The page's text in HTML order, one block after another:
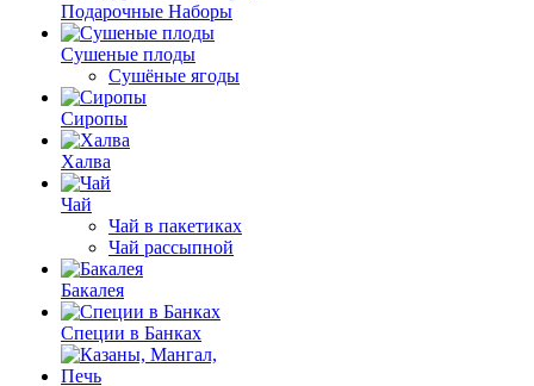
Подарочные Наборы
Cушеные плоды
Сушёные ягоды
Сиропы
Халва
Чай
Чай в пакетиках
Чай рассыпной
Бакалея
Специи в Банках